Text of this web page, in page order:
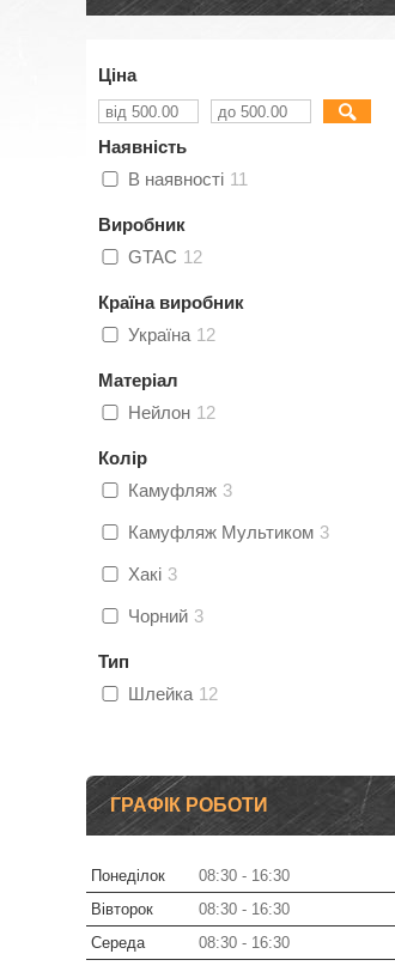
Ціна
Наявність
В наявності 11
Виробник
GTAC 12
Країна виробник
Україна 12
Матеріал
Нейлон 12
Колір
Камуфляж 3
Камуфляж Мультиком 3
Хакі 3
Чорний 3
Тип
Шлейка 12
ГРАФІК РОБОТИ
Понеділок 08:30
16:30
Вівторок
08:30
16:30
Середа
08:30
16:30